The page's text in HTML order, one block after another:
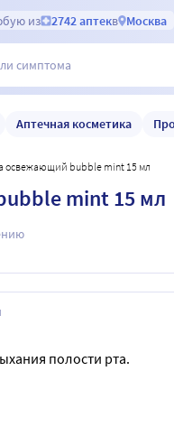
из 2742 аптекв Москва
Аптечная косметика
освежающий bubble mint 15 мл
mint 15 мл
полости рта.